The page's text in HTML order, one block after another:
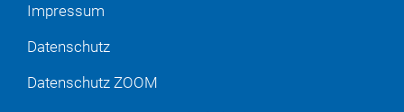
Impressum
Datenschutz
Datenschutz ZOOM